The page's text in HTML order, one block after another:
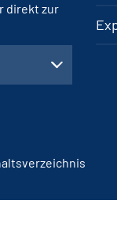
direkt zur